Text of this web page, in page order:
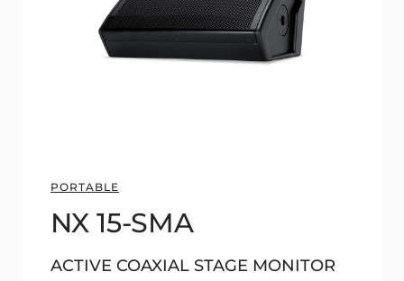
PORTABLE
NX 15-SMA
ACTIVE COAXIAL STAGE MONITOR